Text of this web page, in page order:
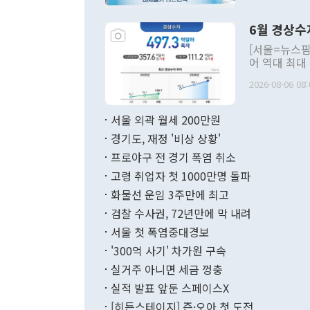
주의적 희망
관의 대북
관 부처 장
관의 무리한
다. [정동영 통일부 장관이 지난달 23일 오후 서울 종로구 정부서울청사에
무너졌다고
함께 4자 대
6월 경상
[서울=뉴스
어 역대 최
료=한국은행] 한국은행이 6일 발표한 '2026년 6월 국제수지(잠정)'
며 월간 기
196.9% 급
수출은
기록했지만
2026-08-06
서울 외곽 월세 200만원
경기도, 재정 '비상 상황'
프로야구 전 경기 폭염 취소
고령 취업자 첫 1000만명 돌파
화물선 운임 3주만에 최고
검찰 수사권, 72년만에 막 내려
서울 첫 폭염중대경보
'300억 사기' 차가원 구속
실거주 아니면 세금 껑충
실적 발표 앞둔 스페이스X